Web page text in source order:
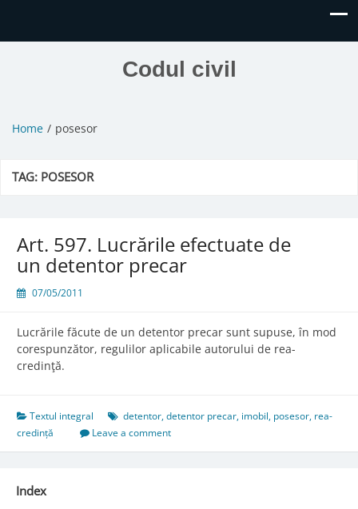
Codul civil
Home posesor
TAG: POSESOR
Art. 597. Lucrările efectuate de
un detentor precar
07/05/2011
Lucrările făcute de un detentor precar sunt supuse, în mod
corespunzător, regulilor aplicabile autorului de rea-
credinţă.
Textul integral detentor,detentor precar, imobil, posesor, rea-
credință
Leave a comment
Index